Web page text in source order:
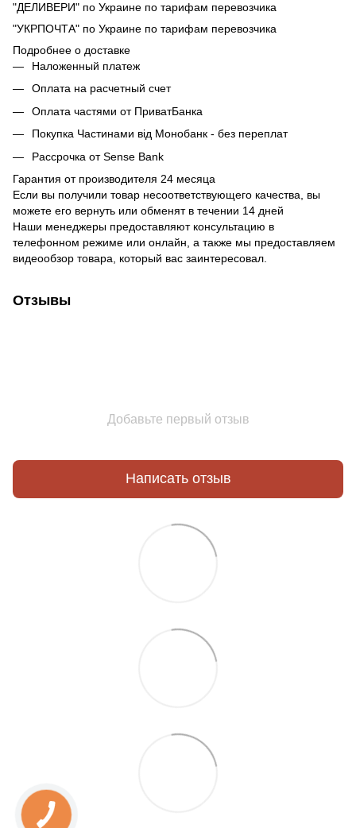
"ДЕЛИВЕРИ" по Украине по тарифам перевозчика
"УКРПОЧТА" по Украине по тарифам перевозчика
Подробнее о доставке
Наложенный платеж
Оплата на расчетный счет
Оплата частями от ПриватБанка
Покупка Частинами від Монобанк - без переплат
Рассрочка от Sense Bank
Гарантия от производителя 24 месяца
Если вы получили товар несоответствующего качества, вы
можете его вернуть или обменят в течении 14 дней
Наши менеджеры предоставляют консультацию в
телефонном режиме или онлайн, а также мы предоставляем
видеообзор товара, который вас заинтересовал.
Отзывы
Добавьте первый отзыв
Написать отзыв